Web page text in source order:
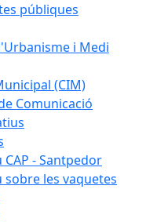
públiques
i Medi
(CIM)
Comunicació
- Santpedor
les vaquetes